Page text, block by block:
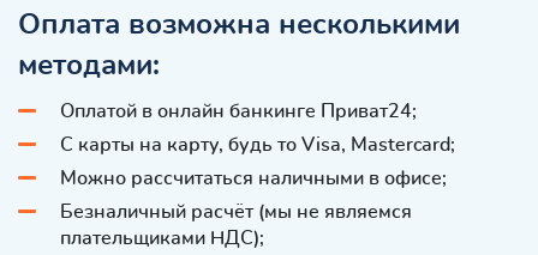
Оплата возможна несколькими
методами:
Оплатой в онлайн банкинге Приват24;
С карты на карту, будь то Visa, Mastercard;
Можно рассчитаться наличными в офисе;
Безналичный расчёт (мы не являемся
плательщиками НДС);